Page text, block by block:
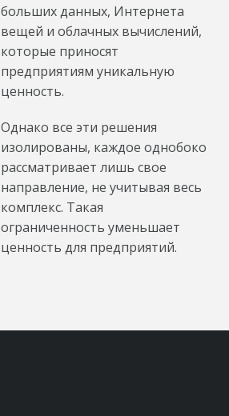
больших данных, Интернета
вещей и облачных вычислений,
которые приносят
предприятиям уникальную
ценность.
Однако все эти решения
изолированы, каждое однобоко
рассматривает лишь свое
направление, не учитывая весь
комплекс. Такая
ограниченность уменьшает
ценность для предприятий.